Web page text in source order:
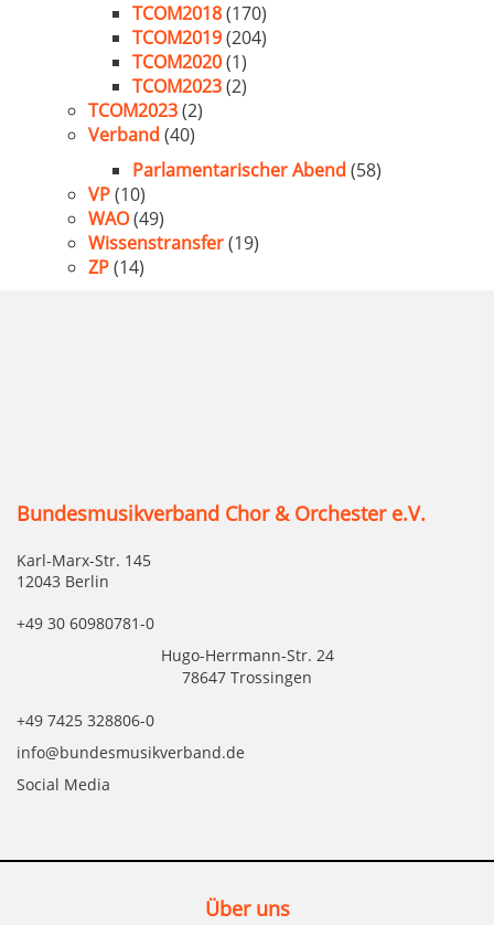
TCOM2018(170)
TCOM2019(204)
TCOM2020(1)
TCOM2023(2)
TCOM2023(2)
Verband (40)
Parlamentarischer Abend (58)
VP(10)
WAO(49)
Wissenstransfer(19)
ZP(14)
Bundesmusikverband Chor & Orchester e.V.
Karl-Marx-Str. 145
12043 Berlin
+49 30 60980781-0
Hugo-Herrmann-Str. 24
78647 Trossingen
+49 7425 328806-0
info@bundesmusikverband.de
Social Media
Über uns